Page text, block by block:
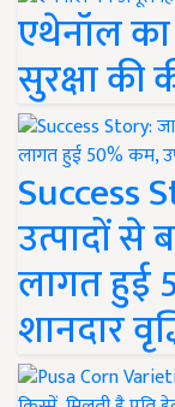
एथेनॉल का
सुरक्षा की
Success
उत्पादों से
लागत हुई
शानदार